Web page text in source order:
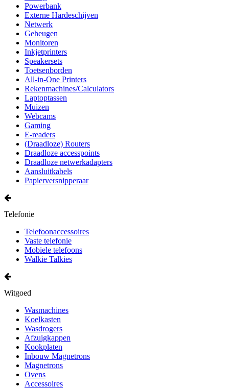
Powerbank
Externe Hardeschijven
Netwerk
Geheugen
Monitoren
Inkjetprinters
Speakersets
Toetsenborden
All-in-One Printers
Rekenmachines/Calculators
Laptoptassen
Muizen
Webcams
Gaming
E-readers
(Draadloze) Routers
Draadloze accesspoints
Draadloze netwerkadapters
Aansluitkabels
Papierversnipperaar
Telefonie
Telefoonaccessoires
Vaste telefonie
Mobiele telefoons
Walkie Talkies
Witgoed
Wasmachines
Koelkasten
Wasdrogers
Afzuigkappen
Kookplaten
Inbouw Magnetrons
Magnetrons
Ovens
Accessoires